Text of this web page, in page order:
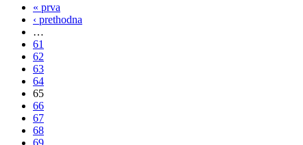
« prva
‹ prethodna
…
61
62
63
64
65
66
67
68
69